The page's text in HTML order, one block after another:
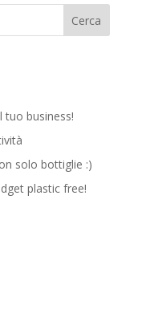
tuo business!
solo bottiglie :)
plastic free!